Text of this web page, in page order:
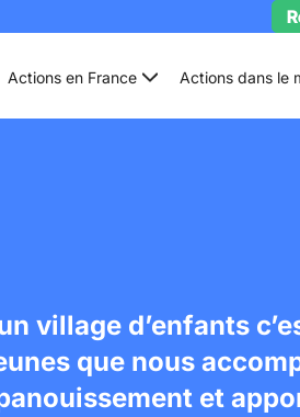
Actions en France Actions dans le
village d’enfants
que nous
et